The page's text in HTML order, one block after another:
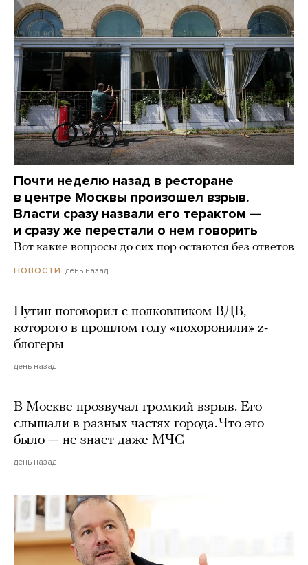
Почти неделю назад в ресторане
в центре Москвы произошел взрыв.
Власти сразу назвали его терактом —
и сразу же перестали о нем говорить
Вот какие вопросы до сих пор остаются без ответов
НОВОСТИ день назад
Путин поговорил с полковником ВДВ,
которого в прошлом году «похоронили» z-
блогеры
день назад
В Москве прозвучал громкий взрыв. Его
слышали в разных частях города. Что это
было — не знает даже МЧС
день назад